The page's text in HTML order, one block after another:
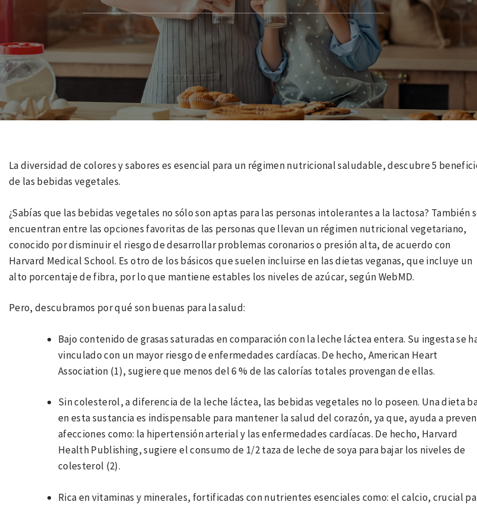
La diversidad de colores y sabores es esencial para un régimen nutricional saludable, descubre 5
de las bebidas vegetales.
¿Sabías que las bebidas vegetales no sólo son aptas para las personas intolerantes a la lactosa? También
encuentran entre las opciones favoritas de las personas que llevan un régimen nutricional vegetariano,
conocido por disminuir el riesgo de desarrollar problemas coronarios o presión alta, de acuerdo con
Harvard Medical School. Es otro de los básicos que suelen incluirse en las dietas veganas, que incluye un
alto porcentaje de fibra, por lo que mantiene estables los niveles de azúcar, según WebMD.
Pero, descubramos por qué son buenas para la salud:
Bajo contenido de grasas saturadas en comparación con la leche láctea entera. Su ingesta se
vinculado con un mayor riesgo de enfermedades cardíacas. De hecho, American Heart
Association (1), sugiere que menos del 6 % de las calorías totales provengan de ellas.
Sin colesterol, a diferencia de la leche láctea, las bebidas vegetales no lo poseen. Una dieta
en esta sustancia es indispensable para mantener la salud del corazón, ya que, ayuda a
afecciones como: la hipertensión arterial y las enfermedades cardíacas. De hecho, Harvard
Health Publishing, sugiere el consumo de 1/2 taza de leche de soya para bajar los niveles de
colesterol (2).
Rica en vitaminas y minerales, fortificadas con nutrientes esenciales como: el calcio, crucial